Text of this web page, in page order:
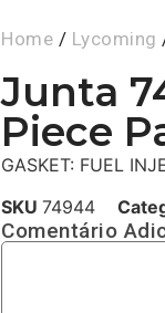
Home / Lycoming
Junta
Piece
GASKET: FUEL
SKU 74944
Comentário